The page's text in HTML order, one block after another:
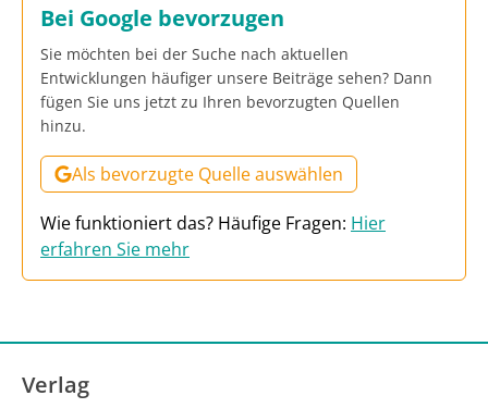
Bei Google bevorzugen
Sie möchten bei der Suche nach aktuellen
Entwicklungen häufiger unsere Beiträge sehen? Dann
fügen Sie uns jetzt zu Ihren bevorzugten Quellen
hinzu.
Als bevorzugte Quelle auswählen
Wie funktioniert das? Häufige Fragen: Hier
erfahren Sie mehr
Verlag